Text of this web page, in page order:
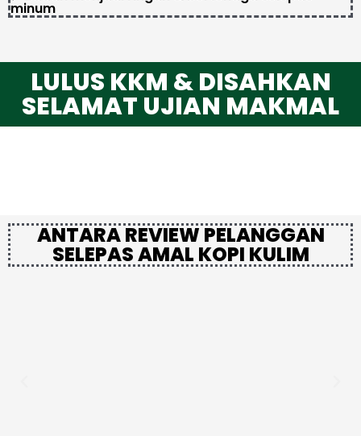
minum
LULUS KKM & DISAHKAN
SELAMAT UJIAN MAKMAL
ANTARA REVIEW PELANGGAN
SELEPAS AMAL KOPI KULIM